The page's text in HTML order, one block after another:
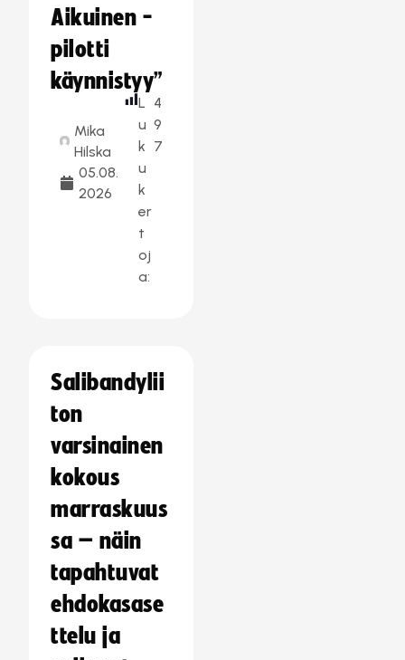
Aikuinen -
pilotti
käynnistyy”
Mika
Hilska
05.08.
2026
L
u
k
u
k
er
t
oj
a:
4
9
7
Salibandylii
ton
varsinainen
kokous
marraskuus
sa – näin
tapahtuvat
ehdokasase
ttelu ja